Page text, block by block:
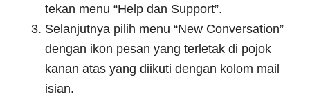
tekan menu “Help dan Support”.
Selanjutnya pilih menu “New Conversation”
dengan ikon pesan yang terletak di pojok
kanan atas yang diikuti dengan kolom mail
isian.